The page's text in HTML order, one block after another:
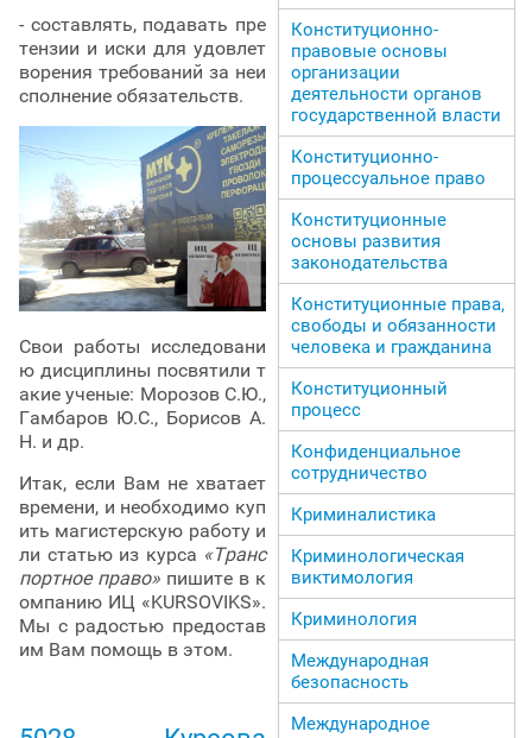
- составлять, подавать пре
тензии и иски для удовлет
ворения требований за неи
сполнение обязательств.
Свои работы исследовани
ю дисциплины посвятили т
акие ученые: Морозов С.Ю.,
Гамбаров Ю.С., Борисов А.
Н. и др.
Итак, если Вам не хватает
времени, и необходимо куп
ить магистерскую работу и
ли статью из курса «Транс
портное право» пишите в к
омпанию ИЦ «KURSOVIKS».
Мы с радостью предостав
им Вам помощь в этом.
Конституционно-
правовые основы
организации
деятельности органов
государственной власти
Конституционно-
процессуальное право
Конституционные
основы развития
законодательства
Конституционные права,
свободы и обязанности
человека и гражданина
Конституционный
процесс
Конфиденциальное
сотрудничество
Криминалистика
Криминологическая
виктимология
Криминология
Международная
безопасность
Международное